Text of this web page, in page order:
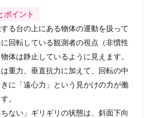
ポイント
る台の上にある物体の運動を扱って
回転している観測者の視点（非慣性
体は静止しているように見えます。
重力、垂直抗力に加えて、回転の中
に「遠心力」という見かけの力が働
。
ない」ギリギリの状態は、斜面下向